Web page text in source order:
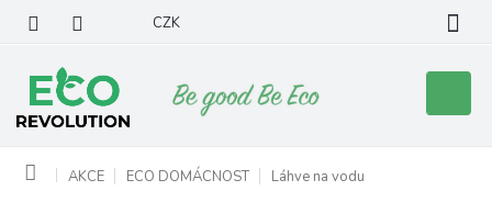
obsah
CZK
košík
Domů AKCE ECO DOMÁCNOST Láhve na vodu